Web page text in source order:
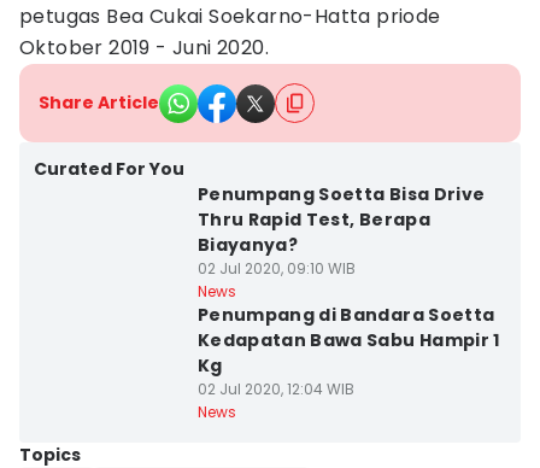
petugas Bea Cukai Soekarno-Hatta priode
Oktober 2019 - Juni 2020.
Share Article
Curated For You
Penumpang Soetta Bisa Drive
Thru Rapid Test, Berapa
Biayanya?
02 Jul 2020, 09:10 WIB
News
Penumpang di Bandara Soetta
Kedapatan Bawa Sabu Hampir 1
Kg
02 Jul 2020, 12:04 WIB
News
Topics